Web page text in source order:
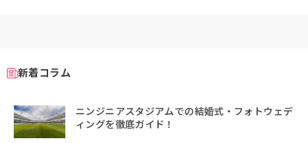
新着コラム
ニンジニアスタジアムでの結婚式・フォトウェデ
ィングを徹底ガイド！